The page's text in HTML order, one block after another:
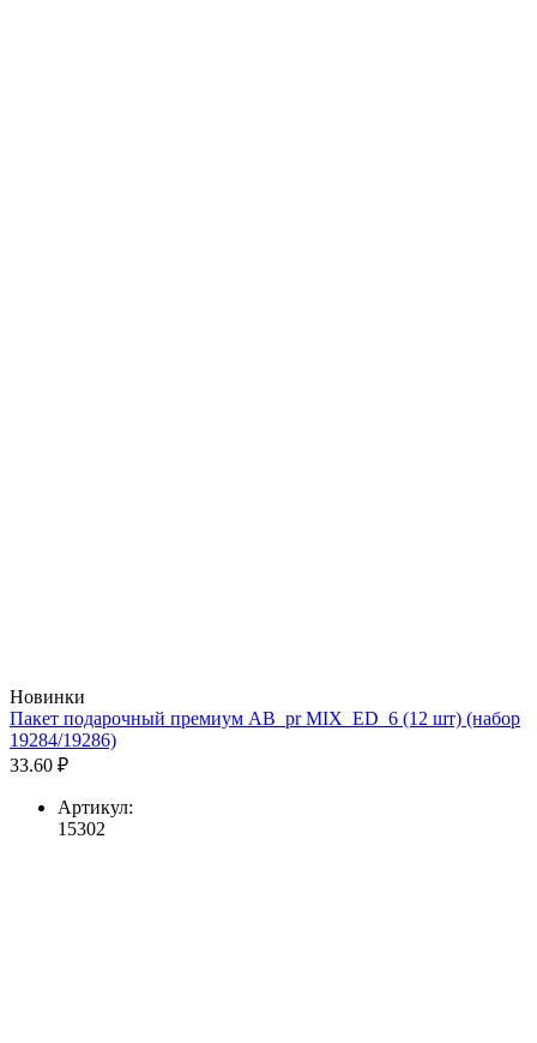
Новинки
Пакет подарочный премиум AB_pr MIX_ED_6 (12 шт) (набор
19284/19286)
33.60 ₽
Артикул:
15302